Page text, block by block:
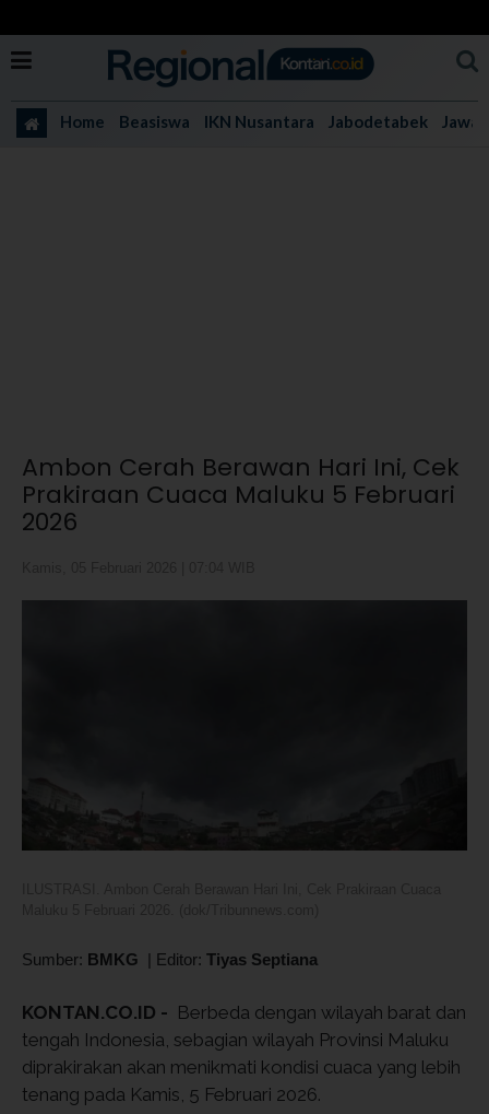
Home Beasiswa IKN Nusantara Jabodetabek Jawa
Ambon Cerah Berawan Hari Ini, Cek
Prakiraan Cuaca Maluku 5 Februari
2026
Sumber: BMKG | Editor: Tiyas Septiana
KONTAN.CO.ID - Berbeda dengan wilayah barat dan
tengah Indonesia, sebagian wilayah Provinsi Maluku
diprakirakan akan menikmati kondisi cuaca yang lebih
tenang pada Kamis, 5 Februari 2026.